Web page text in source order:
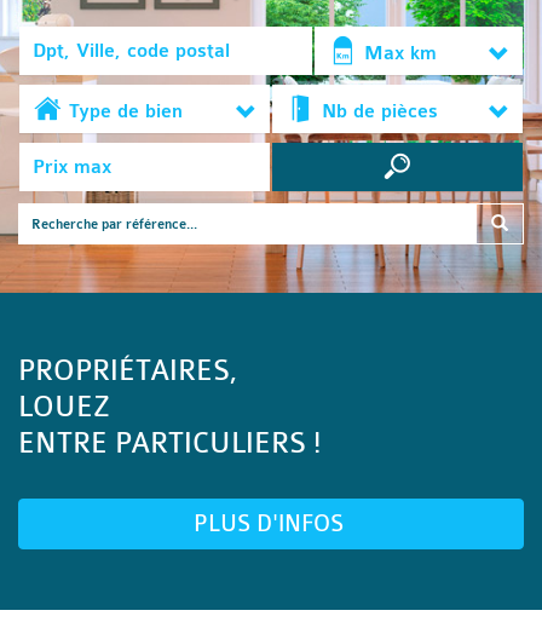
Max km
Type de bien Nb de pièces
PROPRIÉTAIRES,
LOUEZ
ENTRE PARTICULIERS !
PLUS D'INFOS